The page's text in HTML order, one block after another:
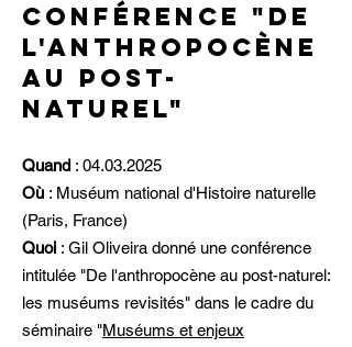
Conférence "De
l'anthropocène
au post-
naturel"
Quand : 04.03.2025
Où : Muséum national d'Histoire naturelle
(Paris, France)
Quoi : Gil Oliveira donné une conférence
intitulée "De l'anthropocène au post-naturel:
les muséums revisités" dans le cadre du
séminaire "Muséums et enjeux